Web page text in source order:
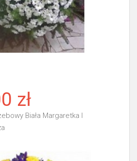
zł
Biała Margaretka I
Więcej